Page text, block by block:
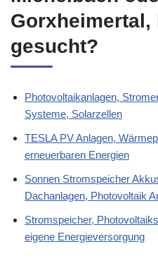
Gorxheimertal,
gesucht?
Photovoltaikanlagen,
Systeme, Solarzellen
TESLA PV Anlagen,
erneuerbaren Energien
Sonnen Stromspeicher
Dachanlagen, Photovoltaik
Stromspeicher,
eigene Energieversorgung